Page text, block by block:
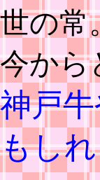
世の常
今から
神戸
もし